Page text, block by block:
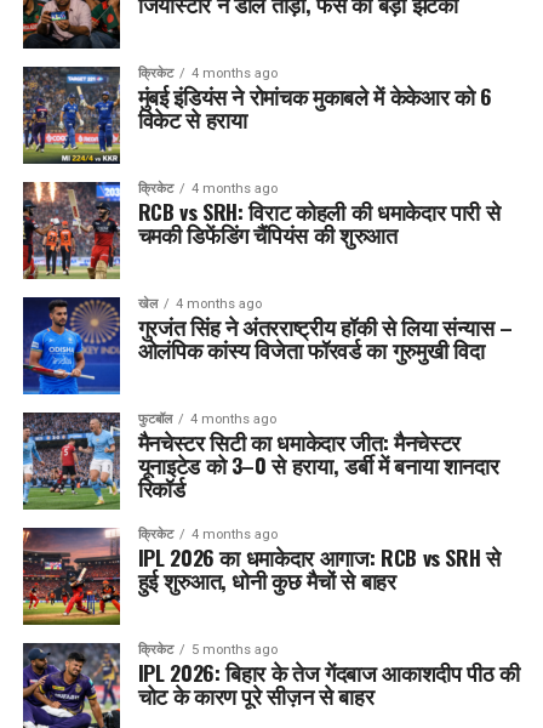
क्रिकेट 4 months ago
मुंबई इंडियंस ने रोमांचक मुकाबले में केकेआर को 6
विकेट से हराया
क्रिकेट 4 months ago
RCB vs SRH: विराट कोहली की धमाकेदार पारी से
चमकी डिफेंडिंग चैंपियंस की शुरुआत
खेल 4 months ago
गुरजंत सिंह ने अंतरराष्ट्रीय हॉकी से लिया संन्यास –
ओलंपिक कांस्य विजेता फॉरवर्ड का गुरुमुखी विदा
फुटबॉल 4 months ago
मैनचेस्टर सिटी का धमाकेदार जीत: मैनचेस्टर
यूनाइटेड को 3–0 से हराया, डर्बी में बनाया शानदार
रिकॉर्ड
क्रिकेट 4 months ago
IPL 2026 का धमाकेदार आगाज: RCB vs SRH से
हुई शुरुआत, धोनी कुछ मैचों से बाहर
क्रिकेट 5 months ago
IPL 2026: बिहार के तेज गेंदबाज आकाशदीप पीठ की
चोट के कारण पूरे सीज़न से बाहर